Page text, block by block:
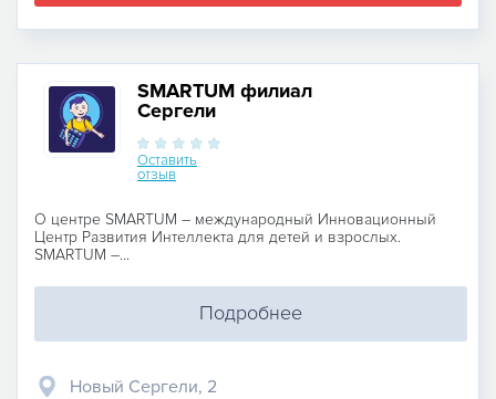
SMARTUM филиал
Сергели
Оставить
отзыв
О центре SMARTUМ – международный Инновационный
Центр Развития Интеллекта для детей и взрослых.
SMARTUM –...
Подробнее
Новый Сергели, 2